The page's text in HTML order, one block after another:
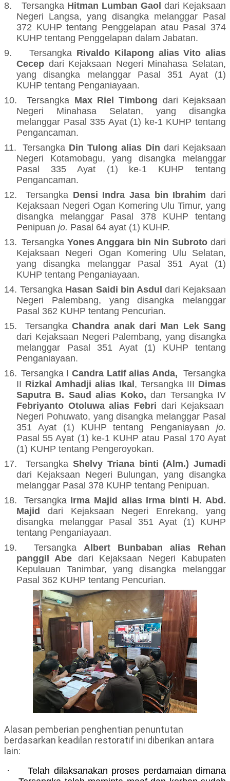
8.
Tersangka Hitman Lumban Gaol dari Kejaksaan
Negeri Langsa, yang disangka melanggar Pasal
372 KUHP tentang Penggelapan atau Pasal 374
KUHP tentang Penggelapan dalam Jabatan.
9.
Tersangka Rivaldo Kilapong alias Vito alias
Cecep dari Kejaksaan Negeri Minahasa Selatan,
yang disangka melanggar Pasal 351 Ayat (1)
KUHP tentang Penganiayaan.
10.
Tersangka Max Riel Timbong dari Kejaksaan
Negeri Minahasa Selatan, yang disangka
melanggar Pasal 335 Ayat (1) ke-1 KUHP tentang
Pengancaman.
11.
Tersangka Din Tulong alias Din dari Kejaksaan
Negeri Kotamobagu, yang disangka melanggar
Pasal 335 Ayat (1) ke-1 KUHP tentang
Pengancaman.
12.
Tersangka Densi Indra Jasa bin Ibrahimdari
Kejaksaan Negeri Ogan Komering Ulu Timur, yang
disangka melanggar Pasal 378 KUHP tentang
Penipuan jo. Pasal 64 ayat (1) KUHP.
13. Tersangka Yones Anggara bin Nin Subrotodari
Kejaksaan Negeri Ogan Komering Ulu Selatan,
yang disangka melanggar Pasal 351 Ayat (1)
KUHP tentang Penganiayaan.
14. Tersangka Hasan Saidi bin Asdul dari Kejaksaan
Negeri Palembang, yang disangka melanggar
Pasal 362 KUHP tentang Pencurian.
15.
TersangkaChandra anak dari Man Lek Sang
dari Kejaksaan Negeri Palembang, yang disangka
melanggar Pasal 351 Ayat (1) KUHP tentang
Penganiayaan.
16. Tersangka ICandra Latif alias Anda,
Tersangka
II Rizkal Amhadji alias Ikal , Tersangka III Dimas
Saputra B. Saud alias Koko,dan Tersangka IV
Febriyanto Otoluwa alias Febri dari Kejaksaan
Negeri Pohuwato, yang disangka melanggar Pasal
351 Ayat (1) KUHP tentang Penganiayaan jo.
Pasal 55 Ayat (1) ke-1 KUHP atau Pasal 170 Ayat
(1) KUHP tentang Pengeroyokan.
17.
Tersangka Shelvy Triana binti (Alm.) Jumadi
dari Kejaksaan Negeri Bulungan, yang disangka
melanggar Pasal 378 KUHP tentang Penipuan.
18.
Tersangka Irma Majid alias Irma binti H. Abd.
Majid dari Kejaksaan Negeri Enrekang, yang
disangka melanggar Pasal 351 Ayat (1) KUHP
tentang Penganiayaan.
19.
Tersangka Albert Bunbaban alias Rehan
panggil Abe dari Kejaksaan Negeri Kabupaten
Kepulauan Tanimbar, yang disangka melanggar
Pasal 362 KUHP tentang Pencurian.
Alasan pemberian penghentian penuntutan
berdasarkan keadilan restoratif ini diberikan antara
lain:
·
Telah dilaksanakan proses perdamaian dimana